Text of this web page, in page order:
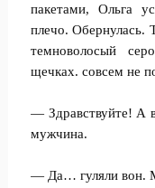
пакетами, Ольга
плечо.
темноволосый
щечках. совсем не
— Здравствуйте! А
мужчина.
— Да… гуляли вон.